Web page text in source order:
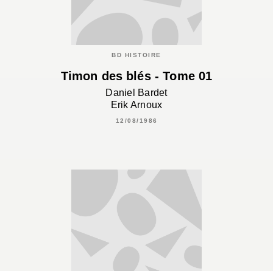
BD HISTOIRE
Timon des blés - Tome 01
Daniel Bardet
Erik Arnoux
12/08/1986